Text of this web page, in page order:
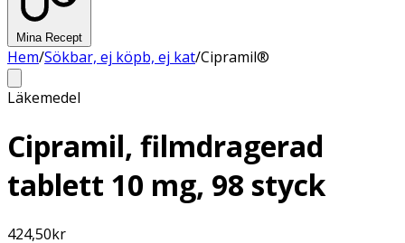
Mina Recept
Hem/Sökbar, ej köpb, ej kat/Cipramil®
Läkemedel
Cipramil, filmdragerad
tablett 10 mg, 98 styck
424,50kr